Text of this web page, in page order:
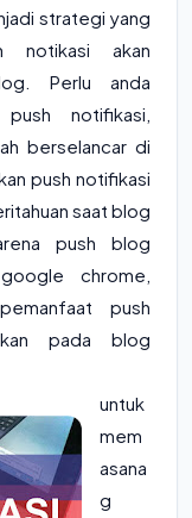
strategi yang
notikasi akan
Perlu anda
notifikasi,
berselancar di
push notifikasi
saat blog
push blog
chrome,
push
pada blog
untuk
mem
asana
g